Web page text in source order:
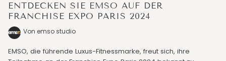
ENTDECKEN SIE EMSO AUF DER
FRANCHISE EXPO PARIS 2024
Von emso studio
EMSO, die führende Luxus-Fitnessmarke, freut sich, ihre